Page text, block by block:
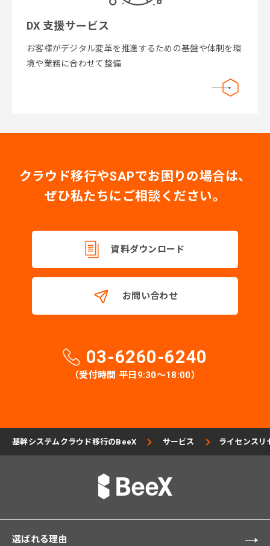
DX 支援サービス
お客様がデジタル変革を推進するための基盤や体制を環
境や業務に合わせて整備
クラウド移行やSAPでお困りの場合は、
ぜひ私たちにご相談ください。
資料ダウンロード
お問い合わせ
03-6260-6240
（受付時間 平日9:30〜18:00）
基幹システムクラウド移行のBeeX サービス ライセンスリ
選ばれる理由